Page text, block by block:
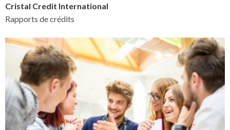
Cristal Credit International
Rapports de crédits